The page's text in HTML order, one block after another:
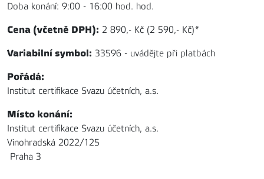
Doba konání: 9:00 - 16:00 hod. hod.
Cena (včetně DPH): 2 890,- Kč (2 590,- Kč)*
Variabilní symbol: 33596 - uvádějte při platbách
Pořádá:
Institut certifikace Svazu účetních, a.s.
Místo konání:
Institut certifikace Svazu účetních, a.s.
Vinohradská 2022/125
Praha 3